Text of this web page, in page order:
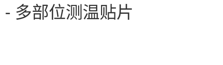
- 多部位测温贴片